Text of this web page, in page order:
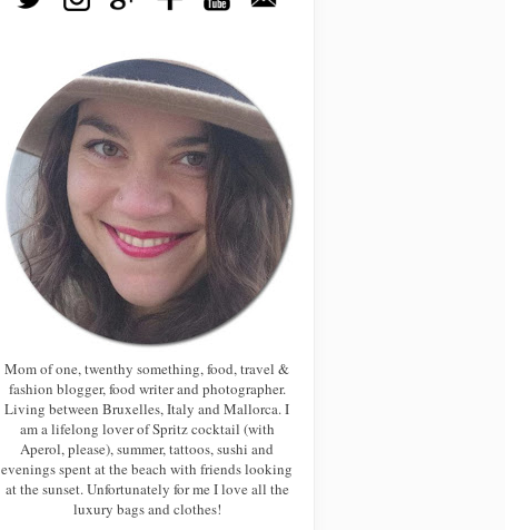
Mom of one, twenthy something, food, travel &
fashion blogger, food writer and photographer.
Living between Bruxelles, Italy and Mallorca. I
am a lifelong lover of Spritz cocktail (with
Aperol, please), summer, tattoos, sushi and
evenings spent at the beach with friends looking
at the sunset. Unfortunately for me I love all the
luxury bags and clothes!